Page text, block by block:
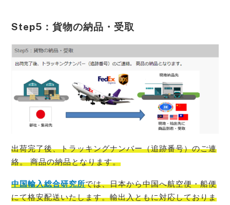
Step5：貨物の納品・受取
出荷完了後、トラッキングナンバー（追跡番号）のご連
絡。 商品の納品となります。
中国輸入総合研究所では、日本から中国へ航空便・船便
にて格安配送いたします。輸出入ともに対応しておりま